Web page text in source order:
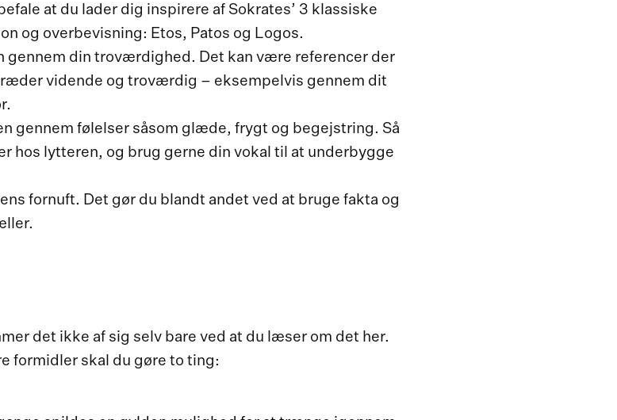
at du lader dig inspirere af Sokrates’ 3 klassiske
og overbevisning: Etos, Patos og Logos.
gennem din troværdighed. Det kan være referencer der
vidende og troværdig – eksempelvis gennem dit
gennem følelser såsom glæde, frygt og begejstring. Så
hos lytteren, og brug gerne din vokal til at underbygge
fornuft. Det gør du blandt andet ved at bruge fakta og
det ikke af sig selv bare ved at du læser om det her.
formidler skal du gøre to ting: